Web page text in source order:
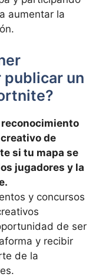
aumentar la
un
de
si tu mapa se
jugadores y la
y concursos
de ser
y recibir
de la